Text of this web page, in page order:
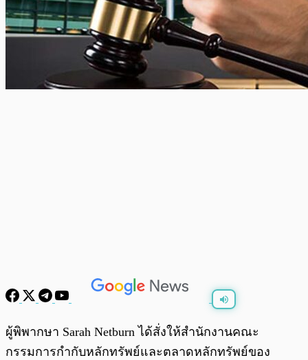
ผู้พิพากษา Sarah Netburn ได้สั่งให้สำนักงานคณะ
กรรมการกำกับหลักทรัพย์และตลาดหลักทรัพย์ของ